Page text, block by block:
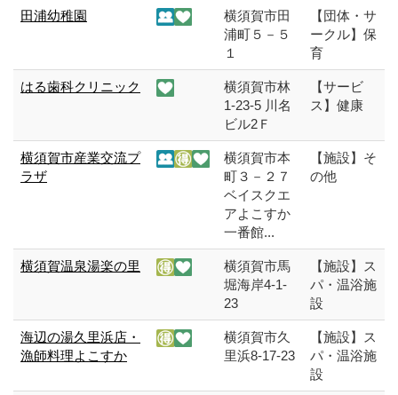
田浦幼稚園
横須賀市田
浦町５－５
１
【団体・サ
ークル】保
育
はる歯科クリニック
横須賀市林
1-23-5 川名
ビル2Ｆ
【サービ
ス】健康
横須賀市産業交流プ
ラザ
横須賀市本
町３－２７
ベイスクエ
アよこすか
一番館...
【施設】そ
の他
横須賀温泉湯楽の里
横須賀市馬
堀海岸4-1-
23
【施設】ス
パ・温浴施
設
海辺の湯久里浜店・
漁師料理よこすか
横須賀市久
里浜8-17-23
【施設】ス
パ・温浴施
設